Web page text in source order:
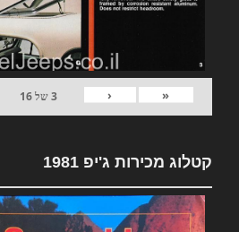
«
‹
3של16
קטלוג מכירות ג'יפ 1981